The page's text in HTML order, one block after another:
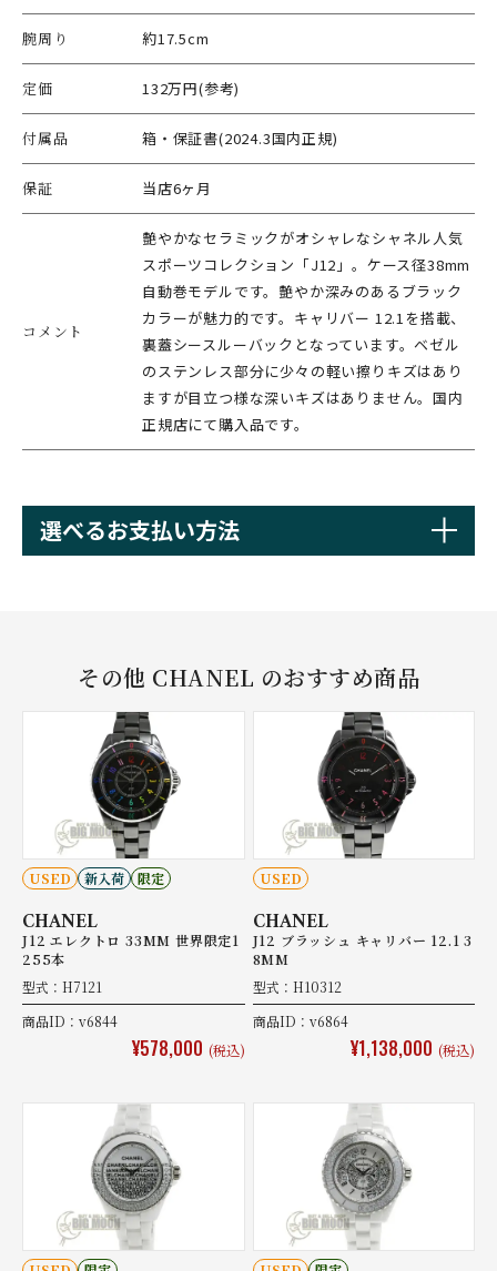
腕周り 約17.5cm
定価 132万円(参考)
付属品 箱・保証書(2024.3国内正規)
保証 当店6ヶ月
コメント
艶やかなセラミックがオシャレなシャネル人気
スポーツコレクション「J12」。ケース径38mm
自動巻モデルです。艶やか深みのあるブラック
カラーが魅力的です。キャリバー 12.1を搭載、
裏蓋シースルーバックとなっています。ベゼル
のステンレス部分に少々の軽い擦りキズはあり
ますが目立つ様な深いキズはありません。国内
正規店にて購入品です。
選べるお支払い方法
その他 CHANEL のおすすめ商品
USED 新入荷 限定
CHANEL
J12 エレクトロ 33MM 世界限定1
255本
型式：H7121
商品ID：v6844
¥578,000 (税込)
USED
CHANEL
J12 ブラッシュ キャリバー 12.1 3
8MM
型式：H10312
商品ID：v6864
¥1,138,000 (税込)